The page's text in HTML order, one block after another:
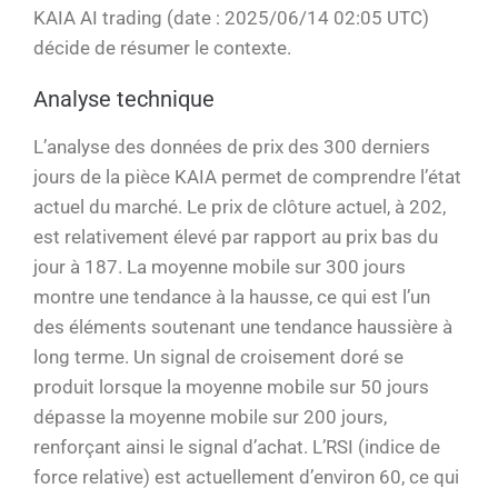
KAIA AI trading (date : 2025/06/14 02:05 UTC)
décide de résumer le contexte.
Analyse technique
L’analyse des données de prix des 300 derniers
jours de la pièce KAIA permet de comprendre l’état
actuel du marché. Le prix de clôture actuel, à 202,
est relativement élevé par rapport au prix bas du
jour à 187. La moyenne mobile sur 300 jours
montre une tendance à la hausse, ce qui est l’un
des éléments soutenant une tendance haussière à
long terme. Un signal de croisement doré se
produit lorsque la moyenne mobile sur 50 jours
dépasse la moyenne mobile sur 200 jours,
renforçant ainsi le signal d’achat. L’RSI (indice de
force relative) est actuellement d’environ 60, ce qui